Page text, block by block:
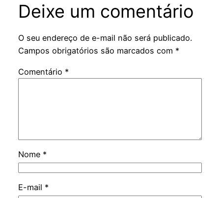
Deixe um comentário
O seu endereço de e-mail não será publicado.
Campos obrigatórios são marcados com *
Comentário *
Nome *
E-mail *